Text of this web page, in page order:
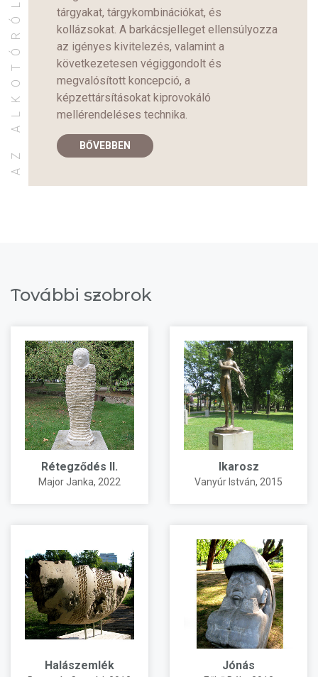
AZ ALKOTÓRÓL
tárgyakat, tárgykombinációkat, és
kollázsokat. A barkácsjelleget ellensúlyozza
az igényes kivitelezés, valamint a
következetesen végiggondolt és
megvalósított koncepció, a
képzettársításokat kiprovokáló
mellérendeléses technika.
BŐVEBBEN
További szobrok
Rétegződés II.
Major Janka, 2022
Ikarosz
Vanyúr István, 2015
Halászemlék Jónás